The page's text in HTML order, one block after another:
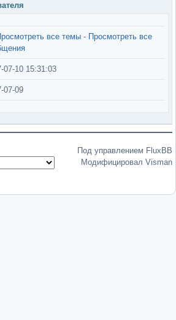
все темы - Просмотреть все
07-10 15:31:03
07-09
Под управлением FluxBB
Модифицировал Visman